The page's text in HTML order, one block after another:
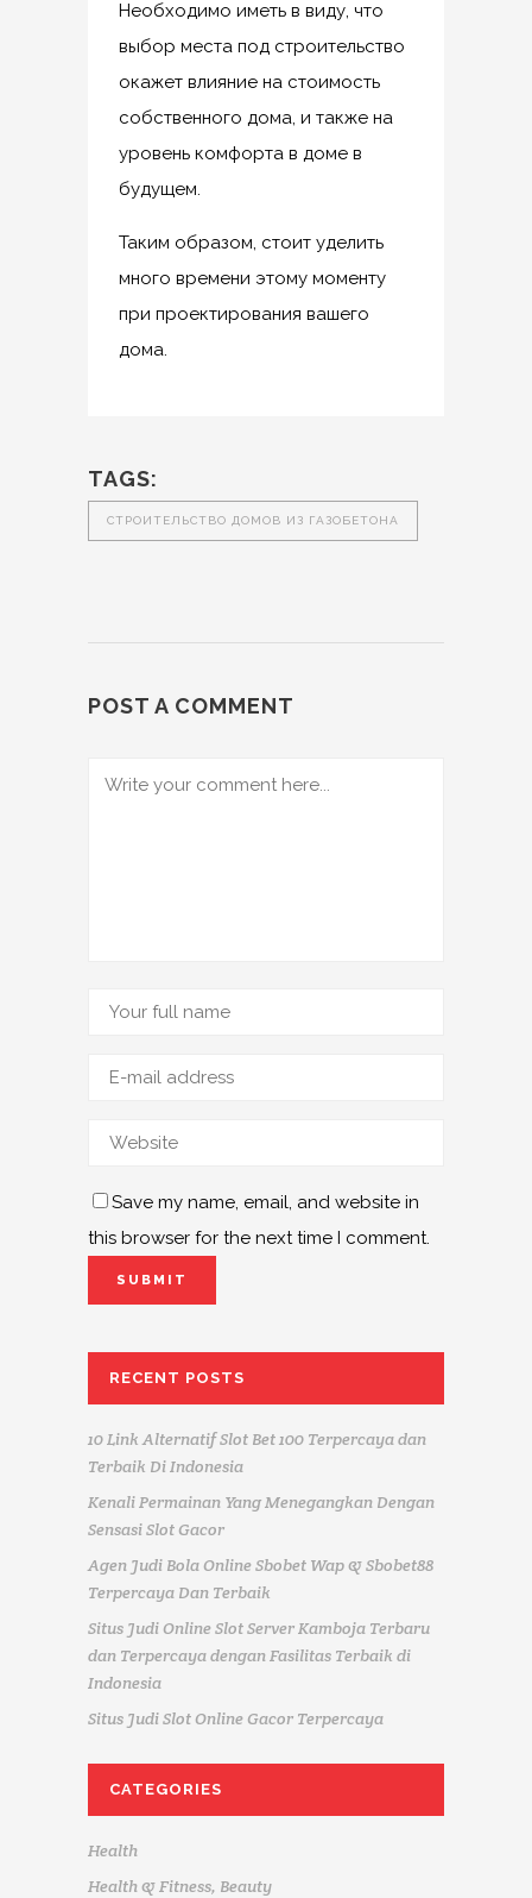
Необходимо иметь в виду, что
выбор места под строительство
окажет влияние на стоимость
собственного дома, и также на
уровень комфорта в доме в
будущем.
Таким образом, стоит уделить
много времени этому моменту
при проектирования вашего
дома.
TAGS:
СТРОИТЕЛЬСТВО ДОМОВ ИЗ ГАЗОБЕТОНА
POST A COMMENT
Save my name, email, and website in
this browser for the next time I comment.
RECENT POSTS
10 Link Alternatif Slot Bet 100 Terpercaya dan
Terbaik Di Indonesia
Kenali Permainan Yang Menegangkan Dengan
Sensasi Slot Gacor
Agen Judi Bola Online Sbobet Wap & Sbobet88
Terpercaya Dan Terbaik
Situs Judi Online Slot Server Kamboja Terbaru
dan Terpercaya dengan Fasilitas Terbaik di
Indonesia
Situs Judi Slot Online Gacor Terpercaya
CATEGORIES
Health
Health & Fitness, Beauty